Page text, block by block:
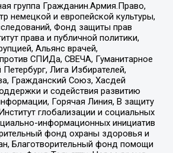
группа Гражданин.Армия.Право,
немецкой и европейской культуры,
Фонд защиты прав
права и публичной политики,
Альянс врачей,
СПИДа, СВЕЧА, Гуманитарное
Лига Избирателей,
Гражданский Союз, Хасдей
и содействия развитию
Горячая Линия, В защиту
глобализации и социальных
информационных инициатив
фонд охраны здоровья и
Благотворительный фонд помощи